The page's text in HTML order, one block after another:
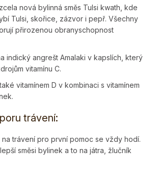
nová bylinná směs Tulsi kwath, kde
Tulsi, skořice, zázvor i pepř. Všechny
přirozenou obranyschopnost
indický angrešt Amalaki v kapslích, který
vitamínu C.
vitamínem D v kombinaci s vitamínem
trávení:
trávení pro první pomoc se vždy hodí.
směsi bylinek a to na játra, žlučník